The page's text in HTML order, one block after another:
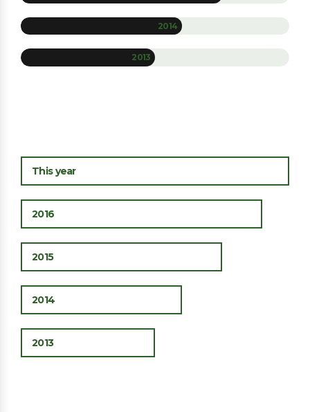
2014
2013
This year
2016
2015
2014
2013